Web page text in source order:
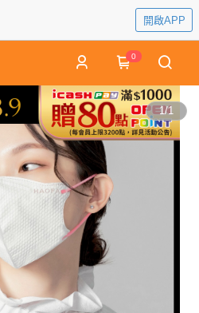
開啟APP
0
1/1